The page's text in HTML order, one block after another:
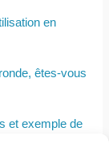
en
êtes-vous
et exemple de